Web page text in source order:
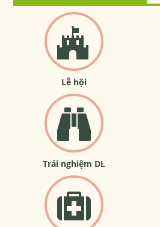
Lễ hội
Trải nghiệm DL